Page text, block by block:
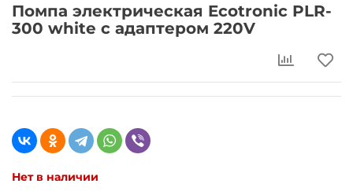
Помпа электрическая Ecotronic PLR-
300 white с адаптером 220V
Нет в наличии